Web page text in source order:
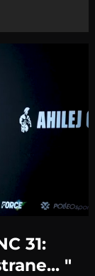
31:
"